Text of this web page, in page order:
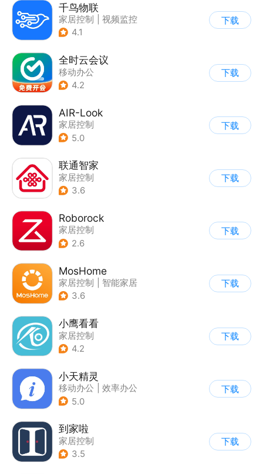
千鸟物联
家居控制
视频监控
4.1
下载
全时云会议
移动办公
4.2
下载
AIR-Look
家居控制
5.0
下载
联通智家
家居控制
3.6
下载
Roborock
家居控制
2.6
下载
MosHome
家居控制
智能家居
3.6
下载
小鹰看看
家居控制
4.2
下载
小天精灵
移动办公
效率办公
5.0
下载
到家啦
家居控制
3.5
下载